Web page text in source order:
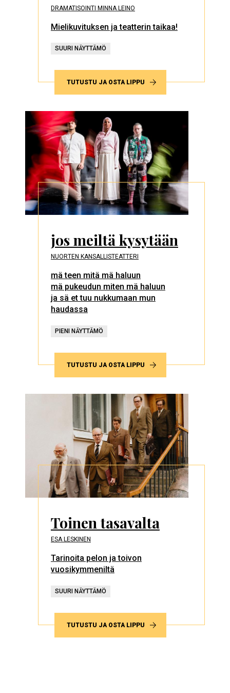
DRAMATISOINTI MINNA LEINO
Mielikuvituksen ja teatterin taikaa!
SUURI NÄYTTÄMÖ
TUTUSTU JA OSTA LIPPU
jos meiltä kysytään
NUORTEN KANSALLISTEATTERI
mä teen mitä mä haluun
mä pukeudun miten mä haluun
ja sä et tuu nukkumaan mun
haudassa
PIENI NÄYTTÄMÖ
TUTUSTU JA OSTA LIPPU
Toinen tasavalta
ESA LESKINEN
Tarinoita pelon ja toivon
vuosikymmeniltä
SUURI NÄYTTÄMÖ
TUTUSTU JA OSTA LIPPU